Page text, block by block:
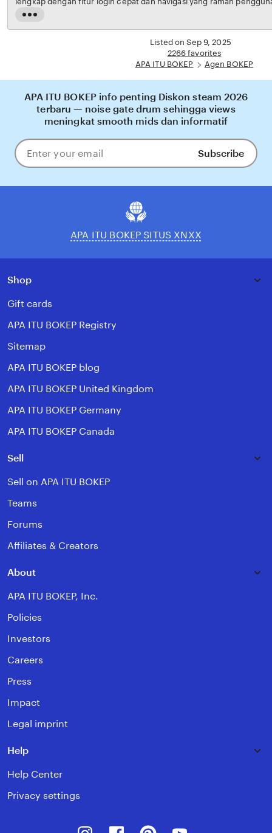
Read
the
aman, sementara update hasil dan informasi permainan selalu tersedia secara real-time.
Listed on Sep 9, 2025
2266 favorites
APA ITU BOKEP
Agen BOKEP
APA ITU BOKEP info penting Diskon steam 2026
terbaru — noise gate drum sehingga views
meningkat smooth mids dan informatif
Enter
your
Subscribe
APA ITU BOKEP SITUS XNXX
Shop
Gift cards
APA ITU BOKEP Registry
Sitemap
APA ITU BOKEP blog
APA ITU BOKEP United Kingdom
APA ITU BOKEP Germany
APA ITU BOKEP Canada
Sell
Sell on APA ITU BOKEP
Teams
Forums
Affiliates & Creators
About
APA ITU BOKEP, Inc.
Policies
Investors
Careers
Press
Impact
Legal imprint
Help
Help Center
Privacy settings
InstagramFacebookPinterest